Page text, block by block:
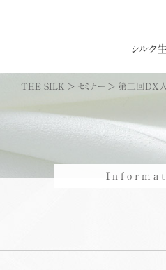
シルク
THE SILK > セミナー > 第二回DX人